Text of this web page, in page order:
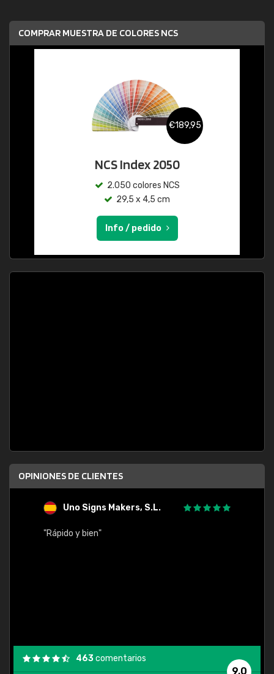
COMPRAR MUESTRA DE COLORES NCS
€189,95
NCS Index 2050
2.050 colores NCS
29,5 x 4,5 cm
Info / pedido
OPINIONES DE CLIENTES
Uno Signs Makers, S.L.
"Rápido y bien"
9,0
463comentarios